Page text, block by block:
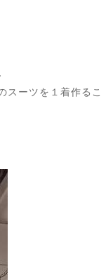
スーツを１着作る